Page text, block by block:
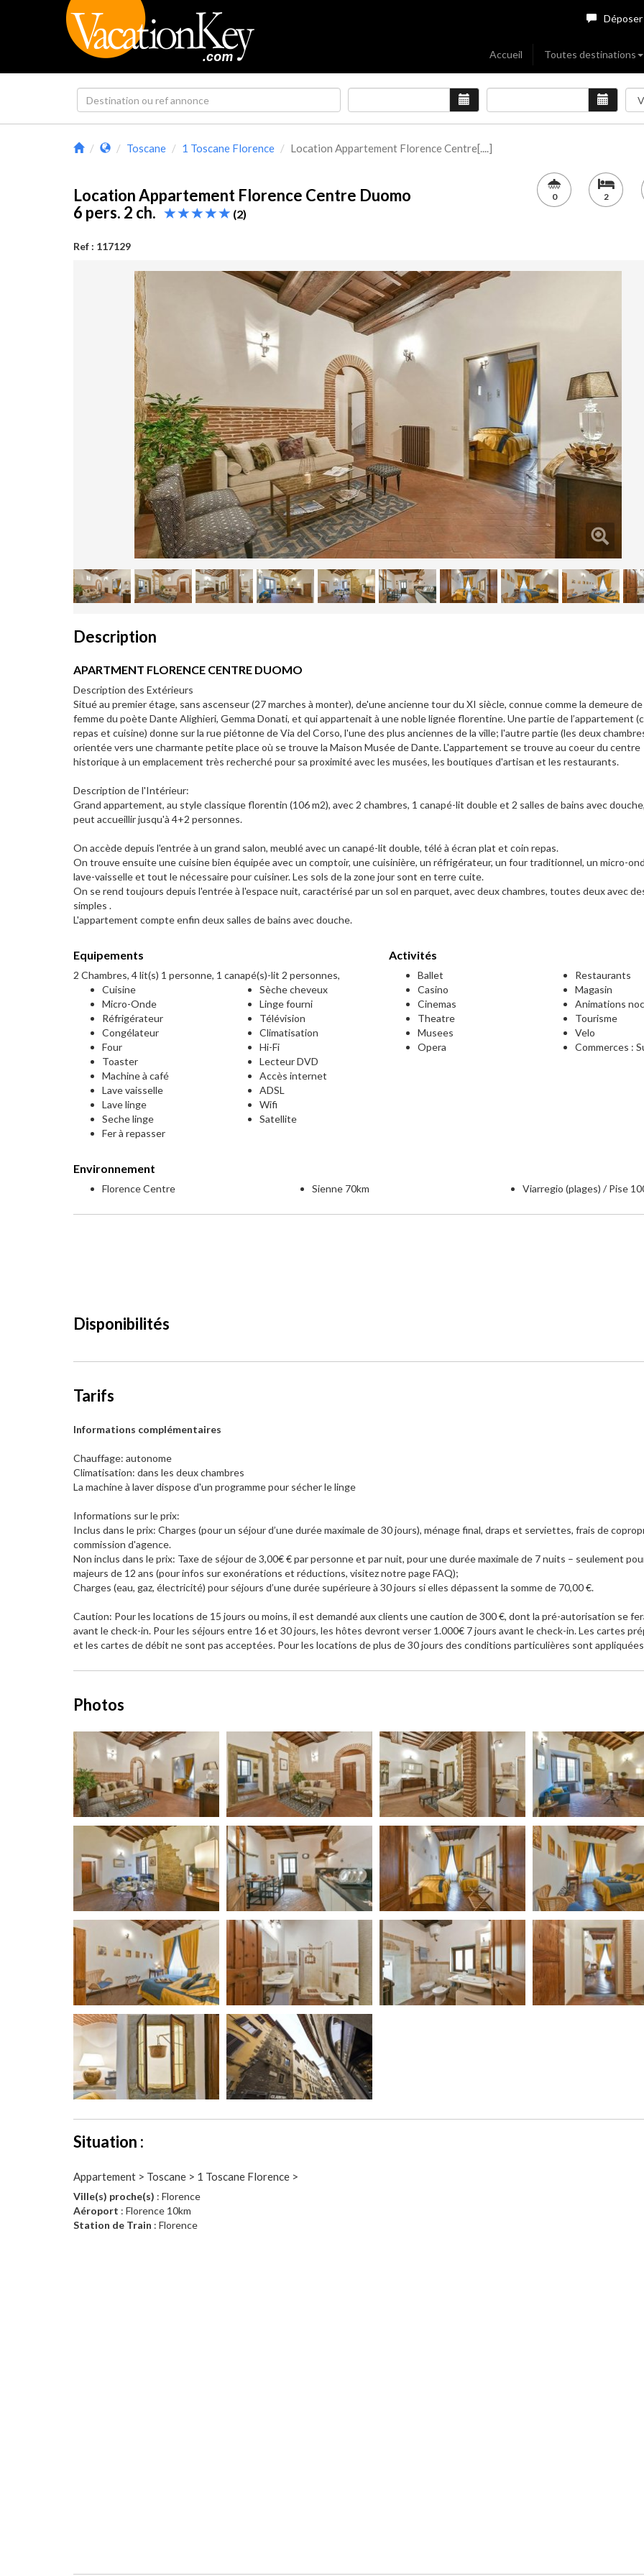
Accueil Toutes destinations
Toscane 1 Toscane Florence Location Appartement Florence Centre[....]
Location Appartement Florence Centre Duomo
6 pers. 2 ch.
(2)
Ref : 117129
0 2
Description
APARTMENT FLORENCE CENTRE DUOMO
Description des Extérieurs
Situé au premier étage, sans ascenseur (27 marches à monter), de'une ancienne tour du XI siècle, connue comme la demeure de
femme du poète Dante Alighieri, Gemma Donati, et qui appartenait à une noble lignée florentine. Une partie de l’appartement
repas et cuisine) donne sur la rue piétonne de Via del Corso, l'une des plus anciennes de la ville; l'autre partie (les deux
orientée vers une charmante petite place où se trouve la Maison Musée de Dante. L'appartement se trouve au coeur du centre
historique à un emplacement très recherché pour sa proximité avec les musées, les boutiques d'artisan et les restaurants.
Description de l'Intérieur:
Grand appartement, au style classique florentin (106 m2), avec 2 chambres, 1 canapé-lit double et 2 salles de bains avec
peut accueillir jusqu'à 4+2 personnes.
On accède depuis l'entrée à un grand salon, meublé avec un canapé-lit double, télé à écran plat et coin repas.
On trouve ensuite une cuisine bien équipée avec un comptoir, une cuisinière, un réfrigérateur, un four traditionnel, un micro-
lave-vaisselle et tout le nécessaire pour cuisiner. Les sols de la zone jour sont en terre cuite.
On se rend toujours depuis l'entrée à l'espace nuit, caractérisé par un sol en parquet, avec deux chambres, toutes deux avec
simples .
L'appartement compte enfin deux salles de bains avec douche.
Equipements
2 Chambres, 4 lit(s) 1 personne, 1 canapé(s)-lit 2 personnes,
Cuisine
Micro-Onde
Réfrigérateur
Congélateur
Four
Toaster
Machine à café
Lave vaisselle
Lave linge
Seche linge
Fer à repasser
Sèche cheveux
Linge fourni
Télévision
Climatisation
Hi-Fi
Lecteur DVD
Accès internet
ADSL
Wifi
Satellite
Activités
Ballet
Casino
Cinemas
Theatre
Musees
Opera
Restaurants
Magasin
Animations
Tourisme
Velo
Commerces :
Environnement
Florence Centre Sienne 70km Viarregio (plages) / Pise
Disponibilités
Tarifs
Informations complémentaires
Chauffage: autonome
Climatisation: dans les deux chambres
La machine à laver dispose d'un programme pour sécher le linge
Informations sur le prix:
Inclus dans le prix: Charges (pour un séjour d’une durée maximale de 30 jours), ménage final, draps et serviettes, frais de
commission d'agence.
Non inclus dans le prix: Taxe de séjour de 3,00€ € par personne et par nuit, pour une durée maximale de 7 nuits – seulement
majeurs de 12 ans (pour infos sur exonérations et réductions, visitez notre page FAQ);
Charges (eau, gaz, électricité) pour séjours d’une durée supérieure à 30 jours si elles dépassent la somme de 70,00 €.
Caution: Pour les locations de 15 jours ou moins, il est demandé aux clients une caution de 300 €, dont la pré-autorisation se
avant le check-in. Pour les séjours entre 16 et 30 jours, les hôtes devront verser 1.000€ 7 jours avant le check-in. Les cartes
et les cartes de débit ne sont pas acceptées. Pour les locations de plus de 30 jours des conditions particulières sont
Photos
Situation :
Appartement > Toscane > 1 Toscane Florence >
Ville(s) proche(s) : Florence
Aéroport : Florence 10km
Station de Train : Florence